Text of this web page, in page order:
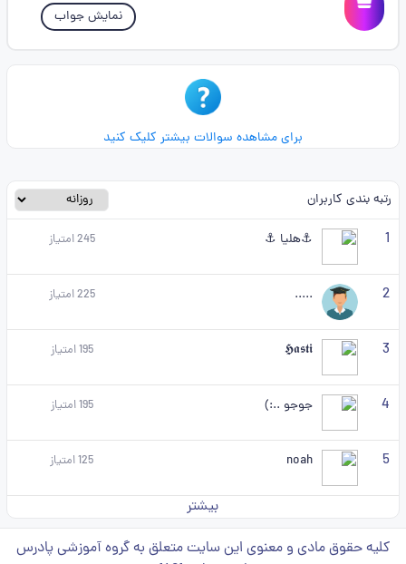
نمایش جواب
برای مشاهده سوالات بیشتر کلیک کنید
رتبه بندی کاربران
1 ⚓هلیا ⚓ 245امتیاز
2
.....
225امتیاز
3
𝕳𝖆𝖘𝖙𝖎
195امتیاز
4 جوجو ..:) 195امتیاز
5
noah
125امتیاز
بیشتر
کلیه حقوق مادی و معنوی این سایت متعلق به گروه آموزشی پادرس